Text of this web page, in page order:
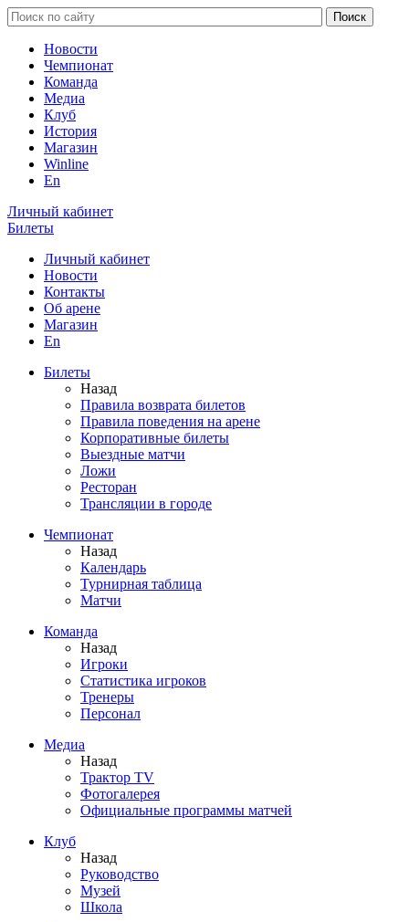
Новости
Чемпионат
Команда
Медиа
Клуб
История
Магазин
Winline
En
Личный кабинет
Билеты
Личный кабинет
Новости
Контакты
Об арене
Магазин
En
Билеты
Назад
Правила возврата билетов
Правила поведения на арене
Корпоративные билеты
Выездные матчи
Ложи
Ресторан
Трансляции в городе
Чемпионат
Назад
Календарь
Турнирная таблица
Матчи
Команда
Назад
Игроки
Статистика игроков
Тренеры
Персонал
Медиа
Назад
Трактор TV
Фотогалерея
Официальные программы матчей
Клуб
Назад
Руководство
Музей
Школа